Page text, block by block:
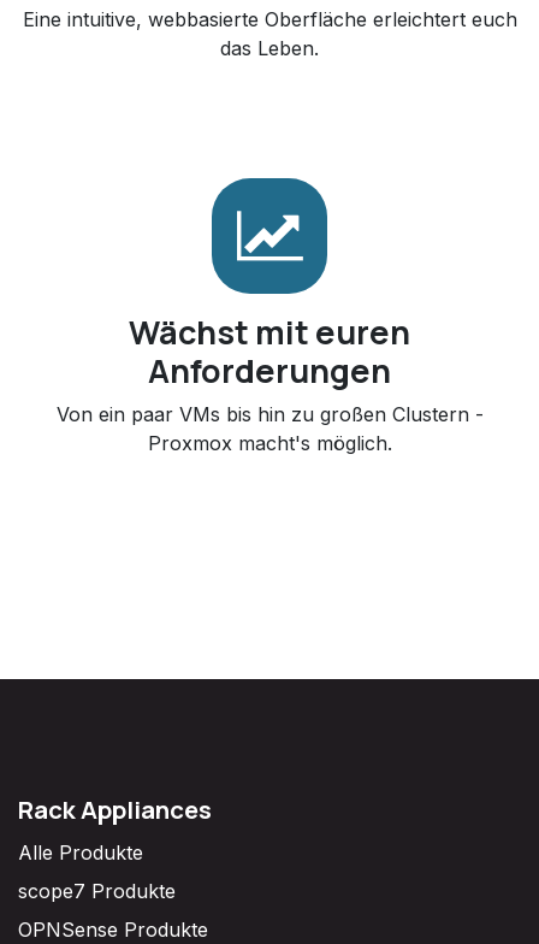
Eine intuitive, webbasierte Oberfläche erleichtert euch
das Leben.
Wächst mit euren
Anforderungen
Von ein paar VMs bis hin zu großen Clustern -
Proxmox macht's möglich.
Rack Appliances
Alle Produkte
scope7 Produkte
OPNSense Produkte